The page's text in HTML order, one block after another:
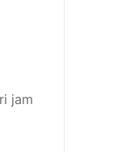
jam